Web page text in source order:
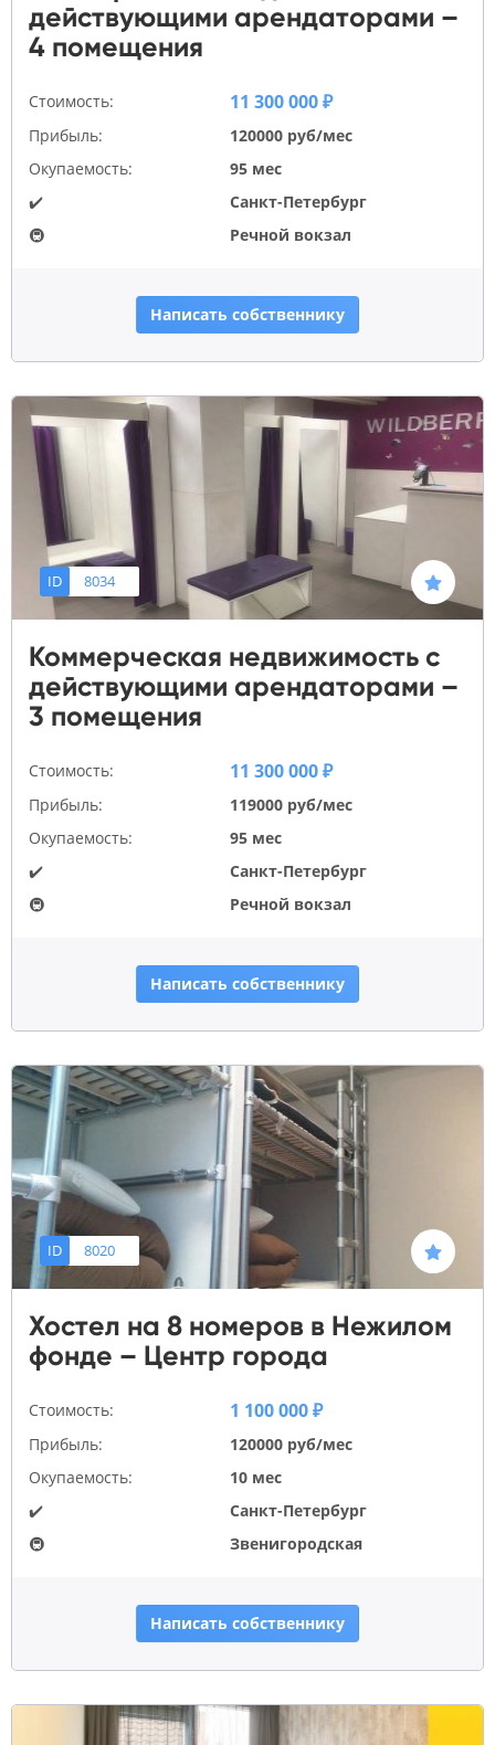
действующими арендаторами –
4 помещения
Стоимость: 11 300 000 ₽
Прибыль:
120000 руб/мес
Окупаемость:
95 мес
✔️
Санкт-Петербург
🚇
Речной вокзал
Написать собственнику
ID 8034
Коммерческая недвижимость с
действующими арендаторами –
3 помещения
Стоимость: 11 300 000 ₽
Прибыль:
119000 руб/мес
Окупаемость:
95 мес
✔️
Санкт-Петербург
🚇
Речной вокзал
Написать собственнику
ID 8020
Хостел на 8 номеров в Нежилом
фонде – Центр города
Стоимость: 1 100 000 ₽
Прибыль:
120000 руб/мес
Окупаемость:
10 мес
✔️
Санкт-Петербург
🚇
Звенигородская
Написать собственнику